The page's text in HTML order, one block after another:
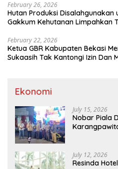
February 26, 2026
Hutan Produksi Disalahgunakan
Gakkum Kehutanan Limpahkan
February 22, 2026
Ketua GBR Kabupaten Bekasi
Sukaasih Tak Kantongi Izin Dan
Ekonomi
July 15, 2026
Nobar Piala
July 12, 2026
Resinda